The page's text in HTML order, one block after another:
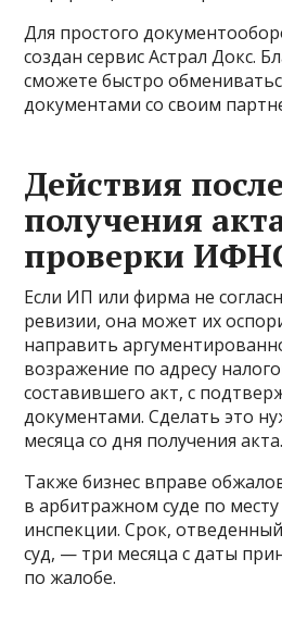
Для простого
создан сервис Астрал Докс.
сможете быстро
документами со своим
Действия после
получения
проверки
Если ИП или фирма не
ревизии, она может их
направить
возражение по адресу
составившего акт, с
документами. Сделать это
месяца со дня получения акта.
Также бизнес вправе
в арбитражном суде по
инспекции. Срок,
суд, — три месяца с даты
по жалобе.